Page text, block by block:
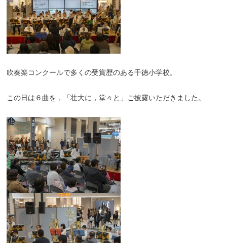
吹奏楽コンクールで多くの受賞歴のある千徳小学校。
この日は６曲を，「壮大に，堂々と」ご披露いただきました。